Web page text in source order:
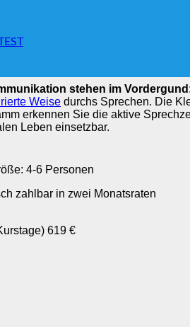
für Personen mit
verfügbar sein, starten wir eine
Unterrichtseinheiten
bei nur 1 Person 1/3.
stehen im Vordergund
Weise durchs Sprechen. Die
erkennen Sie die aktive
Leben einsetzbar.
4-6 Personen
zahlbar in zwei Monatsraten
619 €